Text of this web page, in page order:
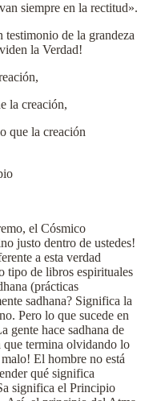
siempre en la rectitud».
testimonio de la grandeza
la Verdad!
la creación,
que la creación
el Cósmico
justo dentro de ustedes!
a esta verdad
tipo de libros espirituales
(prácticas
sadhana? Significa la
Pero lo que sucede en
gente hace sadhana de
que termina olvidando lo
El hombre no está
qué significa
significa el Principio